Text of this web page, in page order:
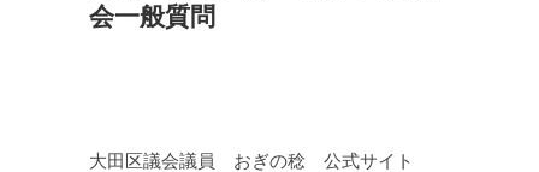
会一般質問
大田区議会議員 おぎの稔 公式サイト